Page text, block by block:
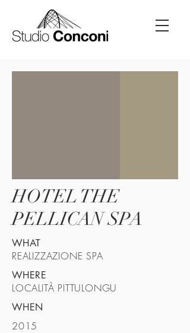
HOTEL THE
PELLICAN SPA
WHAT
REALIZZAZIONE SPA
WHERE
LOCALITÀ PITTULONGU
WHEN
2015